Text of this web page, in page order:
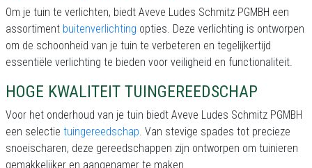
Om je tuin te verlichten, biedt Aveve Ludes Schmitz PGMBH een
assortiment buitenverlichting opties. Deze verlichting is ontworpen
om de schoonheid van je tuin te verbeteren en tegelijkertijd
essentiële verlichting te bieden voor veiligheid en functionaliteit.
HOGE KWALITEIT TUINGEREEDSCHAP
Voor het onderhoud van je tuin biedt Aveve Ludes Schmitz PGMBH
een selectie tuingereedschap. Van stevige spades tot precieze
snoeischaren, deze gereedschappen zijn ontworpen om tuinieren
gemakkelijker en aangenamer te maken.